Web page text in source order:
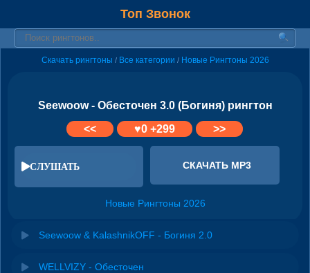
Топ Звонок
Скачать рингтоны / Все категории / Новые Рингтоны 2026
Seewoow - Обесточен 3.0 (Богиня) рингтон
<<
♥0+299 >>
СЛУШАТЬ СКАЧАТЬ MP3
Новые Рингтоны 2026
Seewoow & KalashnikOFF - Богиня 2.0
WELLVIZY - Обесточен